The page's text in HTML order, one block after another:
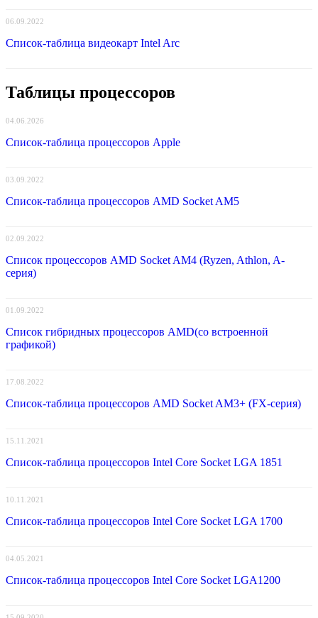
06.09.2022
Список-таблица видеокарт Intel Arc
Таблицы процессоров
04.06.2026
Список-таблица процессоров Apple
03.09.2022
Список-таблица процессоров AMD Socket AM5
02.09.2022
Список процессоров AMD Socket AM4 (Ryzen, Athlon, A-
серия)
01.09.2022
Список гибридных процессоров AMD(со встроенной
графикой)
17.08.2022
Список-таблица процессоров AMD Socket AM3+ (FX-серия)
15.11.2021
Список-таблица процессоров Intel Core Socket LGA 1851
10.11.2021
Список-таблица процессоров Intel Core Socket LGA 1700
04.05.2021
Список-таблица процессоров Intel Core Socket LGA1200